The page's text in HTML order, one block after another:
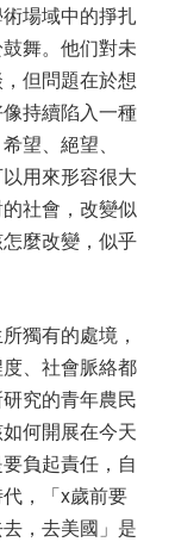
場域中的掙扎
舞。他们對未
但問題在於想
持續陷入一種
望、絕望、
用來形容很大
社會，改變似
麼改變，似乎
獨有的處境，
、社會脈絡都
究的青年農民
何開展在今天
負起責任，自
，「x歲前要
，去美國」是